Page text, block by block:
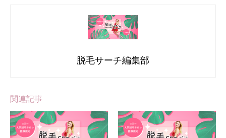
脱毛サーチ編集部
関連記事